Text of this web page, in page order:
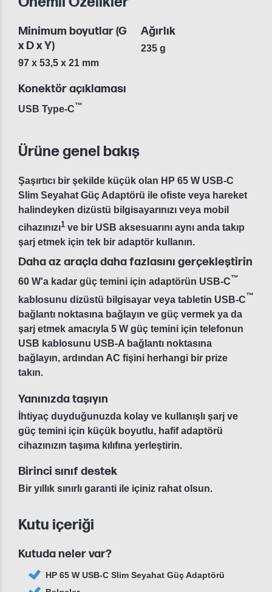
Minimum boyutlar (G
x D x Y)
97 x 53,5 x 21 mm
Ağırlık
235 g
Konektör açıklaması
USB Type-C™
Ürüne genel bakış
Şaşırtıcı bir şekilde küçük olan HP 65 W USB-C
Slim Seyahat Güç Adaptörü ile ofiste veya hareket
halindeyken dizüstü bilgisayarınızı veya mobil
cihazınızı1 ve bir USB aksesuarını aynı anda takıp
şarj etmek için tek bir adaptör kullanın.
Daha az araçla daha fazlasını gerçekleştirin
60 W'a kadar güç temini için adaptörün USB-C™
kablosunu dizüstü bilgisayar veya tabletin USB-C ™
bağlantı noktasına bağlayın ve güç vermek ya da
şarj etmek amacıyla 5 W güç temini için telefonun
USB kablosunu USB-A bağlantı noktasına
bağlayın, ardından AC fişini herhangi bir prize
takın.
Yanınızda taşıyın
İhtiyaç duyduğunuzda kolay ve kullanışlı şarj ve
güç temini için küçük boyutlu, hafif adaptörü
cihazınızın taşıma kılıfına yerleştirin.
Birinci sınıf destek
Bir yıllık sınırlı garanti ile içiniz rahat olsun.
Kutu içeriği
Kutuda neler var?
HP 65 W USB-C Slim Seyahat Güç Adaptörü